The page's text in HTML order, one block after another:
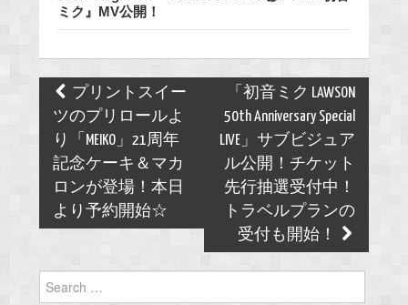
ミク』MV公開！
Post
navigation
プリントスイー
ツのプリロールよ
り「MEIKO」21周年
記念ケーキ＆マカ
ロンが登場！本日
より予約開始☆
「初音ミク LAWSON
50th Anniversary Special
LIVE」サブビジュア
ル公開！チケット
先行抽選受付中！
トラベルプランの
受付も開始！
for: